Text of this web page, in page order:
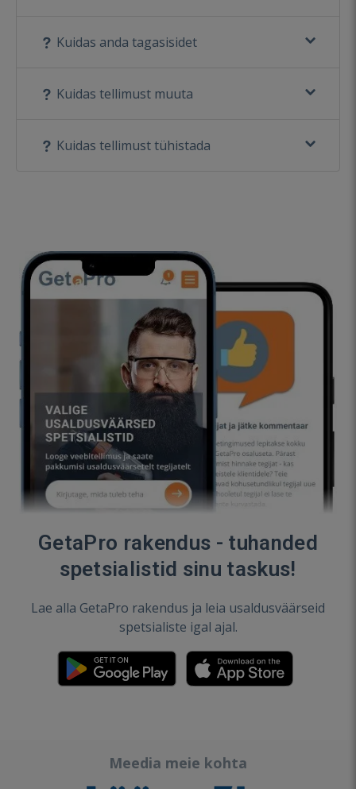
Kuidas anda tagasisidet
Kuidas tellimust muuta
Kuidas tellimust tühistada
GetaPro rakendus - tuhanded
spetsialistid sinu taskus!
Lae alla GetaPro rakendus ja leia usaldusväärseid
spetsialiste igal ajal.
Meedia meie kohta